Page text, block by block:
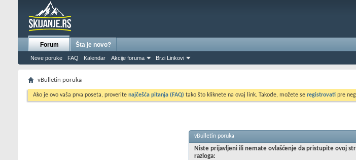
Forum
Nove poruke FAQ Kalendar Akcije foruma Brzi Linkovi
Šta je novo?
vBulletin poruka
Ako je ovo vaša prva poseta, proverite najčešća pitanja (FAQ) tako što kliknete na ovaj link. Takođe, možete se registrovati pre
vBulletin poruka
Niste prijavljeni ili nemate ovlašćenje da pristupite ovoj
razloga: